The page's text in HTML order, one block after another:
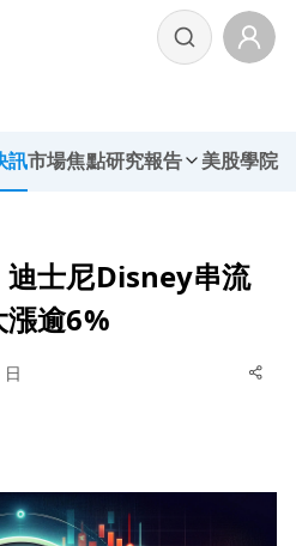
訊市場焦點研究報告 美股學院
迪士尼Disney串流
漲逾6%